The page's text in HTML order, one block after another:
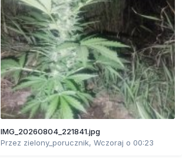
IMG_20260804_221841.jpg
Przez zielony_porucznik, Wczoraj o 00:23